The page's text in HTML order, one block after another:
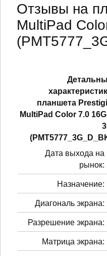
Отзывы на
MultiPad
планшетa
MultiPad Color 7.0
Дата выхода на
рынок:
Назначение:
Диагональ экрана:
Разрешение экрана:
Матрица экрана: